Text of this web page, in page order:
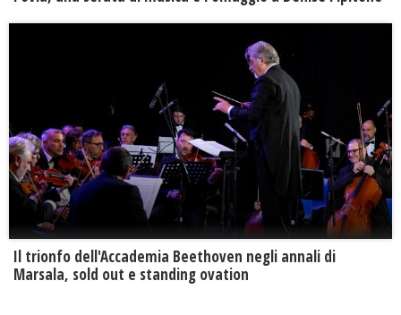
Il trionfo dell'Accademia Beethoven negli annali di
Marsala, sold out e standing ovation